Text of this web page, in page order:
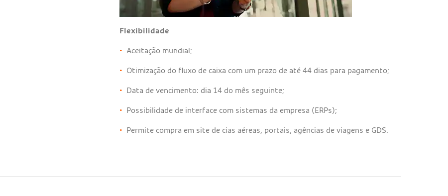
Flexibilidade
• Aceitação mundial;
• Otimização do fluxo de caixa com um prazo de até 44 dias para pagamento;
• Data de vencimento: dia 14 do mês seguinte;
• Possibilidade de interface com sistemas da empresa (ERPs);
• Permite compra em site de cias aéreas, portais, agências de viagens e GDS.